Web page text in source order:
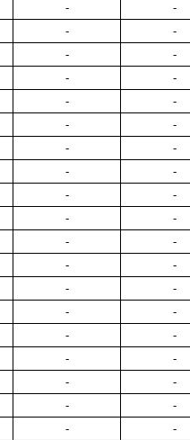
-
-
-
-
-
-
-
-
-
-
-
-
-
-
-
-
-
-
-
-
-
-
-
-
-
-
-
-
-
-
-
-
-
-
-
-
-
-